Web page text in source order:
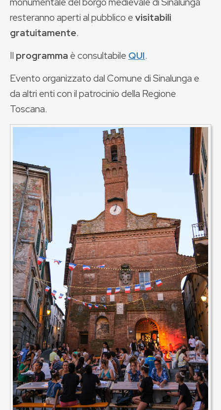
resteranno aperti al pubblico evisitabili
gratuitamente.
Il programma è consultabile QUI.
Evento organizzato dal Comune di Sinalunga e
da altri enti con il patrocinio della Regione
Toscana.